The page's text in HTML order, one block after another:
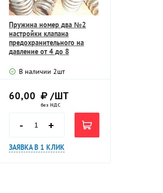
Пружина номер два №2
настройки клапана
предохранительного на
давление от 4 до 8
В наличии 2шт
60,00 /ШТ
без НДС
- +
ЗАЯВКА В 1 КЛИК